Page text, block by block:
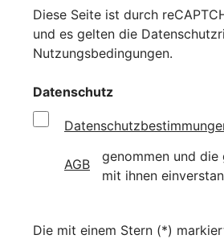
Diese Seite ist durch
und es gelten die
Nutzungsbedingungen.
Datenschutz
genommen und die
AGB
mit ihnen
Die mit einem Stern (*)